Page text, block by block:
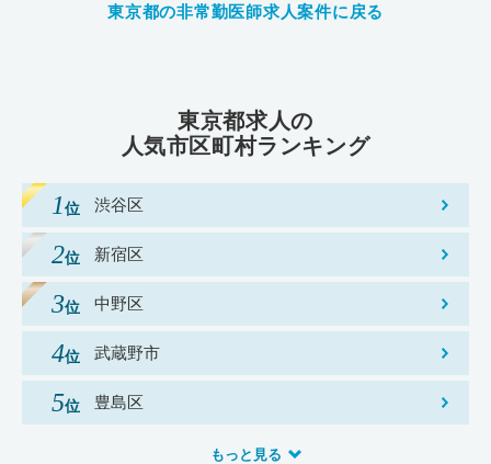
東京都の非常勤医師求人案件に戻る
東京都求人の
人気市区町村ランキング
渋谷区
新宿区
中野区
武蔵野市
豊島区
もっと見る